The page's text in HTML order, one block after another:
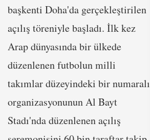
başkenti Doha'da gerçekleştirilen
açılış töreniyle başladı. İlk kez
Arap dünyasında bir ülkede
düzenlenen futbolun milli
takımlar düzeyindeki bir numaralı
organizasyonunun Al Bayt
Stadı'nda düzenlenen açılış